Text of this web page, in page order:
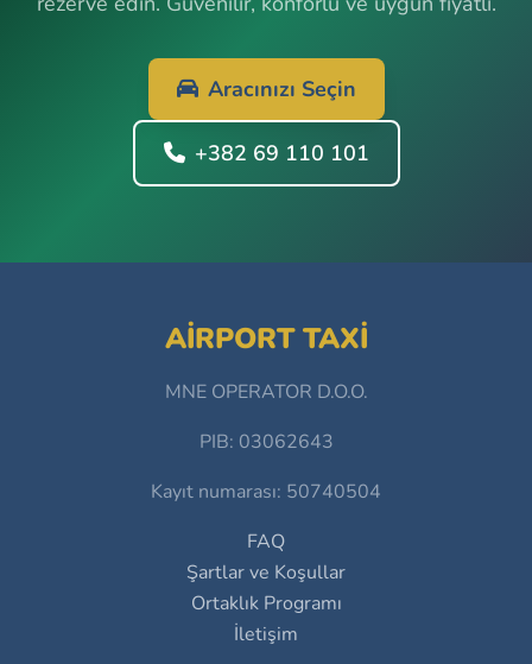
Aracınızı Seçin
+382 69 110 101
AIRPORT TAXI
MNE OPERATOR D.O.O.
PIB: 03062643
Kayıt numarası: 50740504
FAQ
Şartlar ve Koşullar
Ortaklık Programı
İletişim